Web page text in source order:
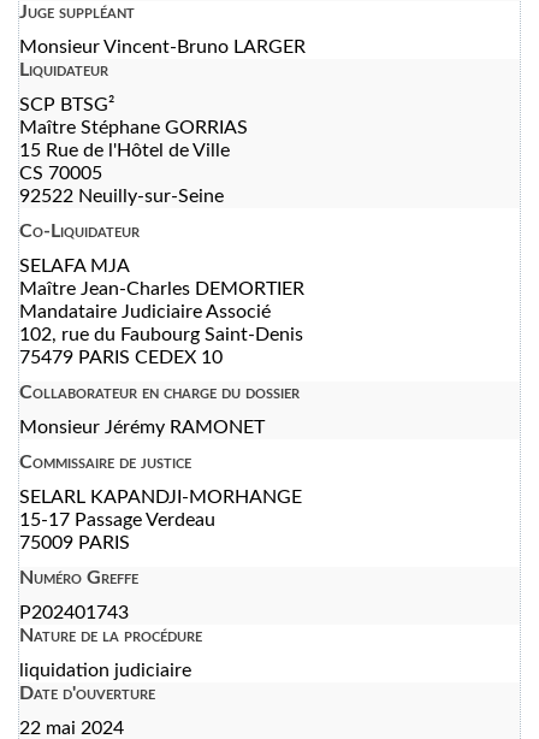
Juge suppléant
Monsieur Vincent-Bruno LARGER
Liquidateur
SCP BTSG²
Maître Stéphane GORRIAS
15 Rue de l'Hôtel de Ville
CS 70005
92522 Neuilly-sur-Seine
Co-Liquidateur
SELAFA MJA
Maître Jean-Charles DEMORTIER
Mandataire Judiciaire Associé
102, rue du Faubourg Saint-Denis
75479 PARIS CEDEX 10
Collaborateur en charge du dossier
Monsieur Jérémy RAMONET
Commissaire de justice
SELARL KAPANDJI-MORHANGE
15-17 Passage Verdeau
75009 PARIS
Numéro Greffe
P202401743
Nature de la procédure
liquidation judiciaire
Date d'ouverture
22 mai 2024